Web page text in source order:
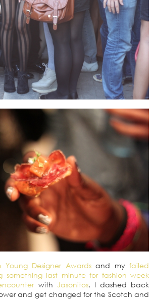
Young Designer Awardsand my failed
last minute for fashion week
with Jasonitos, I dashed back
and get changed for the Scotch and